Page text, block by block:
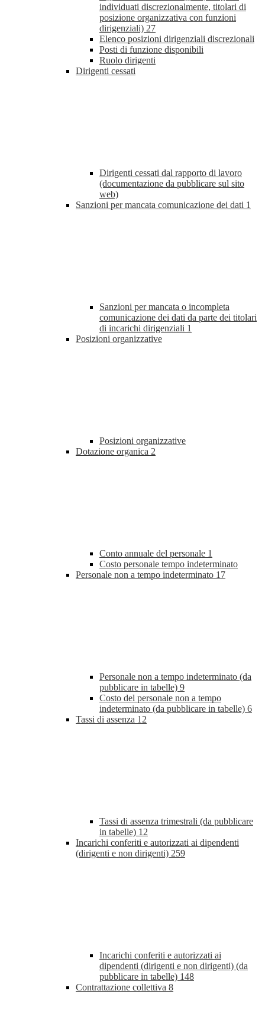
individuati discrezionalmente, titolari di
posizione organizzativa con funzioni
dirigenziali) 27
Elenco posizioni dirigenziali discrezionali
Posti di funzione disponibili
Ruolo dirigenti
Dirigenti cessati
Dirigenti cessati dal rapporto di lavoro
(documentazione da pubblicare sul sito
web)
Sanzioni per mancata comunicazione dei dati 1
Sanzioni per mancata o incompleta
comunicazione dei dati da parte dei titolari
di incarichi dirigenziali 1
Posizioni organizzative
Posizioni organizzative
Dotazione organica 2
Conto annuale del personale 1
Costo personale tempo indeterminato
Personale non a tempo indeterminato 17
Personale non a tempo indeterminato (da
pubblicare in tabelle) 9
Costo del personale non a tempo
indeterminato (da pubblicare in tabelle) 6
Tassi di assenza 12
Tassi di assenza trimestrali (da pubblicare
in tabelle) 12
Incarichi conferiti e autorizzati ai dipendenti
(dirigenti e non dirigenti) 259
Incarichi conferiti e autorizzati ai
dipendenti (dirigenti e non dirigenti) (da
pubblicare in tabelle) 148
Contrattazione collettiva 8